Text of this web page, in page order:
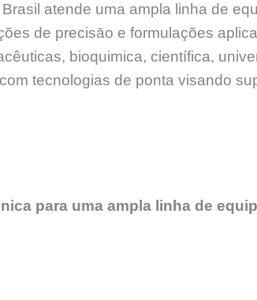
atende uma ampla linha de
de precisāo e formulações
bioquimica, científica,
tecnologias de ponta visando
para uma ampla linha de